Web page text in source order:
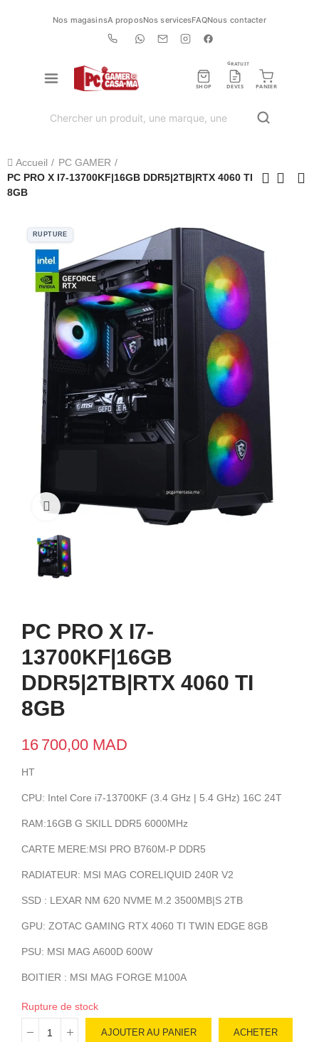
Nos magasinsA proposNos servicesFAQNous contacter
SHOP DEVIS
GRATUIT
PANIER
Accueil
PC GAMER
PC PRO X I7-13700KF|16GB DDR5|2TB|RTX 4060 TI
8GB
RUPTURE
Click to enlarge
PC PRO X I7-
13700KF|16GB
DDR5|2TB|RTX 4060 TI
8GB
16 700,00 MAD
HT
CPU: Intel Core i7-13700KF (3.4 GHz | 5.4 GHz) 16C 24T
RAM:16GB G SKILL DDR5 6000MHz
CARTE MERE:MSI PRO B760M-P DDR5
RADIATEUR: MSI MAG CORELIQUID 240R V2
SSD : LEXAR NM 620 NVME M.2 3500MB|S 2TB
GPU: ZOTAC GAMING RTX 4060 TI TWIN EDGE 8GB
PSU: MSI MAG A600D 600W
BOITIER : MSI MAG FORGE M100A
Rupture de stock
AJOUTER AU PANIER ACHETER